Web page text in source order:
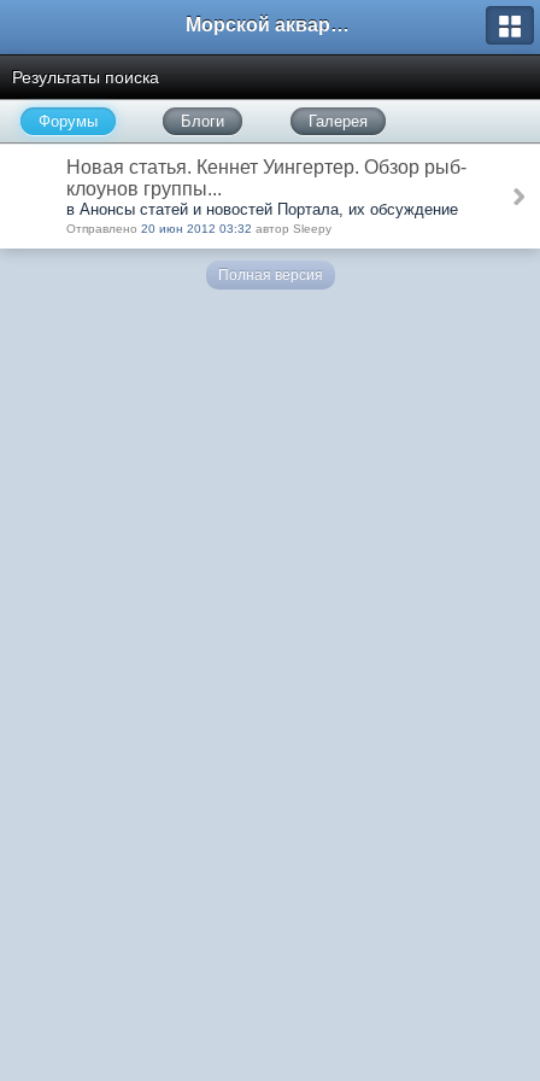
Морской аквариум. Форумы ReefCentral.ru
Результаты поиска
Форумы Блоги Галерея
Новая статья. Кеннет Уингертер. Обзор рыб-
клоунов группы...
в Анонсы статей и новостей Портала, их обсуждение
Отправлено 20 июн 2012 03:32 автор Sleepy
Полная версия